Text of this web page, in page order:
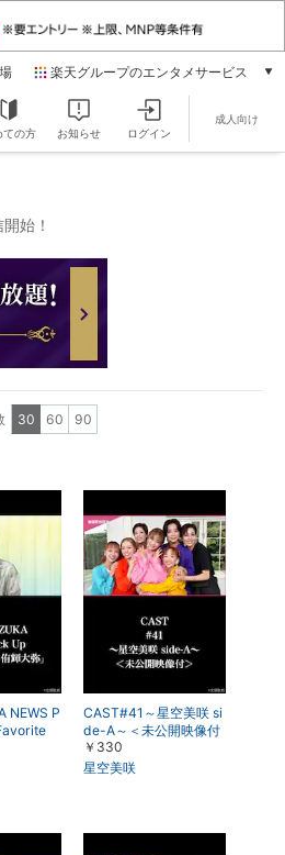
楽天グループのエンタメサービス
本/ゲーム/CD/DVD
雑誌読み放題
音楽配信
動画配信
動画配信ガイド
無料テレビ
楽天チケット
エンタメニュース
推し楽
ての方 お知らせ ログイン
成人向け
始！
30 60 90
NEWS P
CAST#41～星空美咲 si
de-A～＜未公開映像付
＞
￥330
星空美咲